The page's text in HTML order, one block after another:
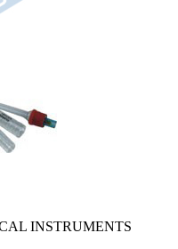
INSTRUMENTS